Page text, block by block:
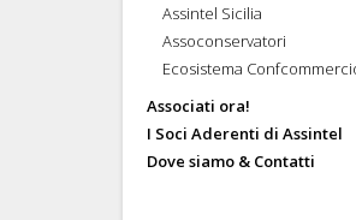
Assintel Sicilia
Assoconservatori
Ecosistema
Associati ora!
I Soci Aderenti di Assintel
Dove siamo & Contatti